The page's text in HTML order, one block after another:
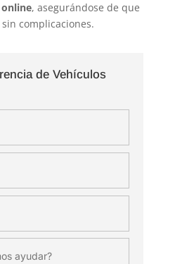
, asegurándose de que
complicaciones.
de Vehículos